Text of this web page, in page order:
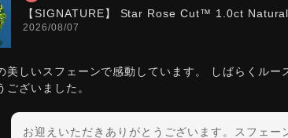
【SIGNATURE】 Star Rose Cut™️ 1.0ct
2026/08/07
美しいスフェーンで感動しています。 しばらくル
ございました。
お迎えいただきありがとうございます。スフェー